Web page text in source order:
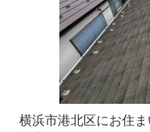
横浜市港北区にお住